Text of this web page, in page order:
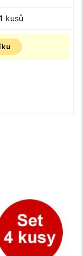
kusů